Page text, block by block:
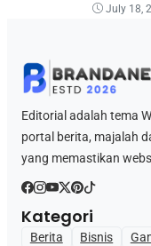
July 18,
Editorial adalah tema
portal berita, majalah
yang memastikan
Kategori
Berita Bisnis